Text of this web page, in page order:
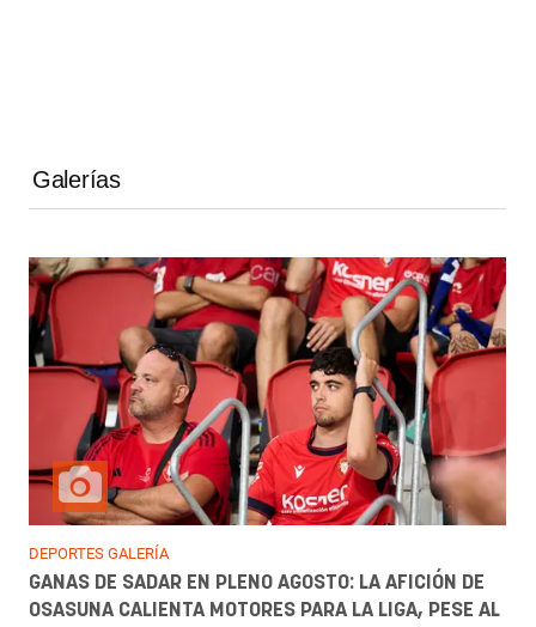
Galerías
DEPORTES GALERÍA
GANAS DE SADAR EN PLENO AGOSTO: LA AFICIÓN DE
OSASUNA CALIENTA MOTORES PARA LA LIGA, PESE AL